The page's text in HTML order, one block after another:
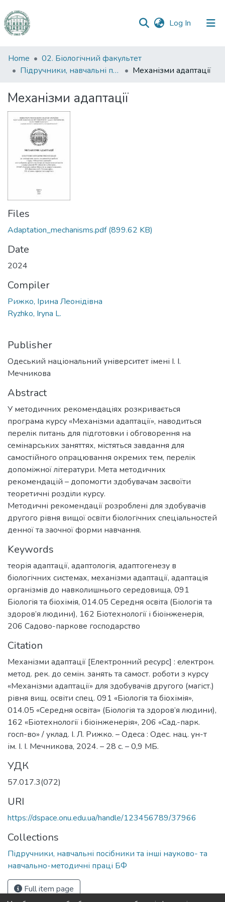
Log In (current)
Communities
&
All of DSpace
Statistics
Home
02. Біологічний факультет
Підручники, навчальні посібники та інші науково- та навчально-методичні праці БФ
Механізми адаптації
Механізми адаптації
Files
Adaptation_mechanisms.pdf(899.62 KB)
Date
2024
Compiler
Рижко, Ірина Леонідівна
Ryzhko, Iryna L.
Publisher
Одеський національний університет імені І. І.
Мечникова
Abstract
У методичних рекомендаціях розкривається
програма курсу «Механізми адаптації», наводиться
перелік питань для підготовки і обговорення на
семінарських заняттях, містяться завдання для
самостійного опрацювання окремих тем, перелік
допоміжної літератури. Мета методичних
рекомендацій – допомогти здобувачам засвоїти
теоретичні розділи курсу.
Методичні рекомендації розроблені для здобувачів
другого рівня вищої освіти біологічних спеціальностей
денної та заочної форми навчання.
Keywords
теорія адаптації, адаптологія, адаптогенезу в
біологічних системах, механізми адаптації, адаптація
організмів до навколишнього середовища, 091
Біологія та біохімія, 014.05 Середня освіта (Біологія та
здоров’я людини), 162 Біотехнології і біоінженерія,
206 Садово-паркове господарство
Citation
Механізми адаптації [Електронний ресурс] : електрон.
метод. рек. до семін. занять та самост. роботи з курсу
«Механізми адаптації» для здобувачів другого (магіст.)
рівня вищ. освіти спец. 091 «Біологія та біохімія»,
014.05 «Середня освіта» (Біологія та здоров’я людини),
162 «Біотехнології і біоінженерія», 206 «Сад.-парк.
госп-во» / уклад. І. Л. Рижко. – Одеса : Одес. нац. ун-т
ім. І. І. Мечникова, 2024. – 28 с. – 0,9 МБ.
УДК
57.017.3(072)
URI
https://dspace.onu.edu.ua/handle/123456789/37966
Collections
Підручники, навчальні посібники та інші науково- та
навчально-методичні праці БФ
Full item page